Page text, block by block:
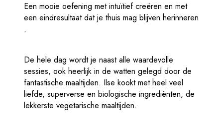
Een mooie oefening met intuïtief creëren en met
een eindresultaat dat je thuis mag blijven herinneren
.
De hele dag wordt je naast alle waardevolle
sessies, ook heerlijk in de watten gelegd door de
fantastische maaltijden. Ilse kookt met heel veel
liefde, superverse en biologische ingrediënten, de
lekkerste vegetarische maaltijden.